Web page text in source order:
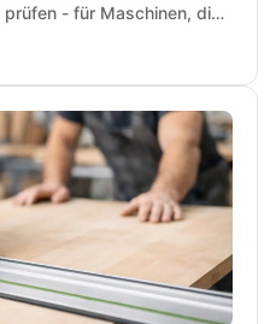
- für Maschinen, die